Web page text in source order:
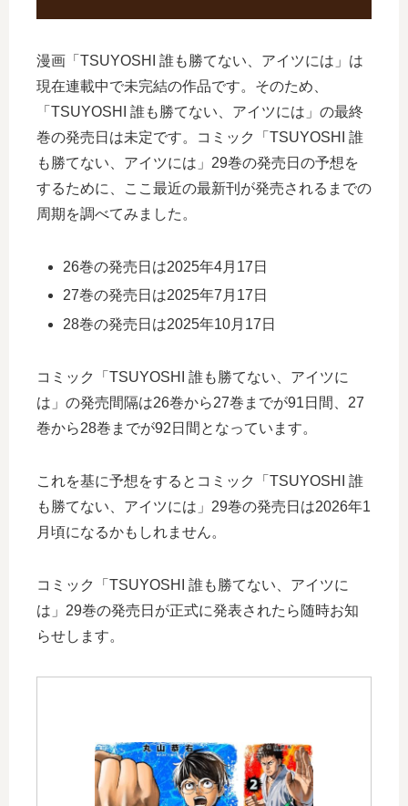
漫画「TSUYOSHI 誰も勝てない、アイツには」は
現在連載中で未完結の作品です。そのため、
「TSUYOSHI 誰も勝てない、アイツには」の最終
巻の発売日は未定です。コミック「TSUYOSHI 誰
も勝てない、アイツには」29巻の発売日の予想を
するために、ここ最近の最新刊が発売されるまでの
周期を調べてみました。
26巻の発売日は2025年4月17日
27巻の発売日は2025年7月17日
28巻の発売日は2025年10月17日
コミック「TSUYOSHI 誰も勝てない、アイツに
は」の発売間隔は26巻から27巻までが91日間、27
巻から28巻までが92日間となっています。
これを基に予想をするとコミック「TSUYOSHI 誰
も勝てない、アイツには」29巻の発売日は2026年1
月頃になるかもしれません。
コミック「TSUYOSHI 誰も勝てない、アイツに
は」29巻の発売日が正式に発表されたら随時お知
らせします。